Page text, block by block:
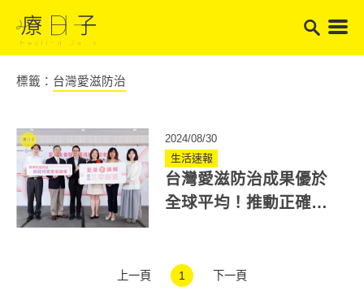
標籤： 台灣愛滋防治
2024/08/30
生活速報
台灣愛滋防治成果優於
全球平均！推動正確認
上一頁 1 下一頁